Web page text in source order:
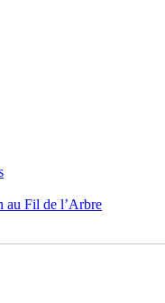
au Fil de l’Arbre